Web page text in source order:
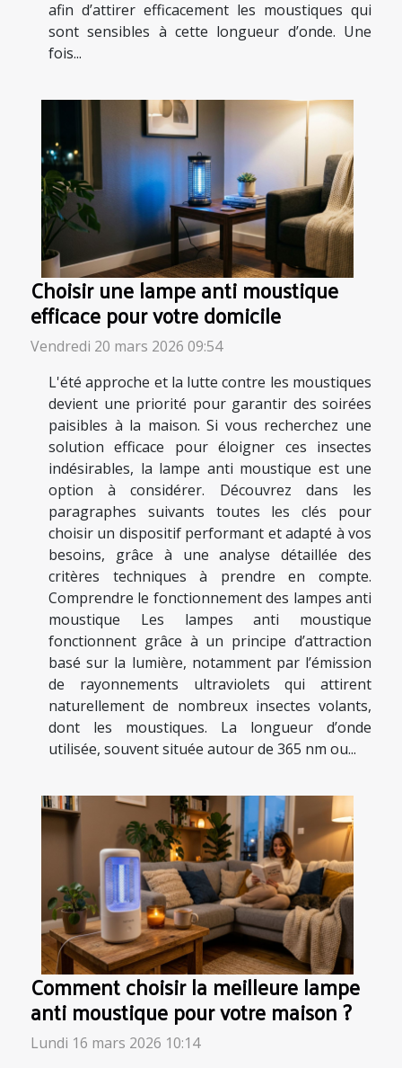
afin d’attirer efficacement les moustiques qui
sont sensibles à cette longueur d’onde. Une
fois...
Choisir une lampe anti moustique
efficace pour votre domicile
Vendredi 20 mars 2026 09:54
L'été approche et la lutte contre les moustiques
devient une priorité pour garantir des soirées
paisibles à la maison. Si vous recherchez une
solution efficace pour éloigner ces insectes
indésirables, la lampe anti moustique est une
option à considérer. Découvrez dans les
paragraphes suivants toutes les clés pour
choisir un dispositif performant et adapté à vos
besoins, grâce à une analyse détaillée des
critères techniques à prendre en compte.
Comprendre le fonctionnement des lampes anti
moustique Les lampes anti moustique
fonctionnent grâce à un principe d’attraction
basé sur la lumière, notamment par l’émission
de rayonnements ultraviolets qui attirent
naturellement de nombreux insectes volants,
dont les moustiques. La longueur d’onde
utilisée, souvent située autour de 365 nm ou...
Comment choisir la meilleure lampe
anti moustique pour votre maison ?
Lundi 16 mars 2026 10:14